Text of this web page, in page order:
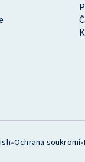
•Ochrana soukromí•